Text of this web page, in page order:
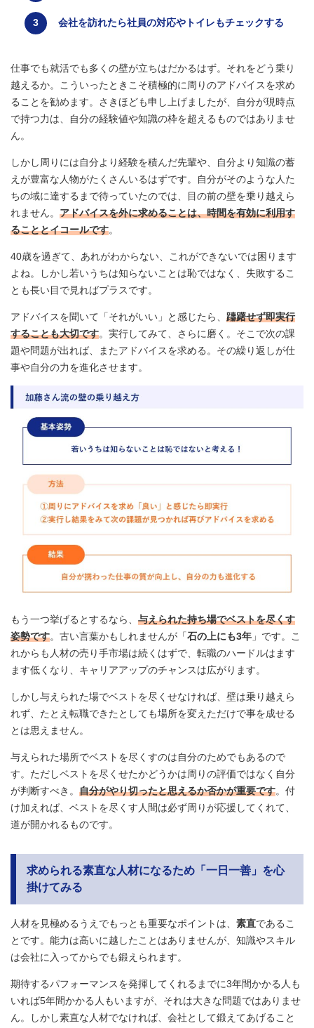
会社を訪れたら社員の対応やトイレもチェックする
仕事でも就活でも多くの壁が立ちはだかるはず。それをどう乗り
越えるか。こういったときこそ積極的に周りのアドバイスを求め
ることを勧めます。さきほども申し上げましたが、自分が現時点
で持つ力は、自分の経験値や知識の枠を超えるものではありませ
ん。
しかし周りには自分より経験を積んだ先輩や、自分より知識の蓄
えが豊富な人物がたくさんいるはずです。自分がそのような人た
ちの域に達するまで待っていたのでは、目の前の壁を乗り越えら
れません。 アドバイスを外に求めることは、時間を有効に利用す
ることとイコールです。
40歳を過ぎて、あれがわからない、これができないでは困ります
よね。しかし若いうちは知らないことは恥ではなく、失敗するこ
とも長い目で見ればプラスです。
アドバイスを聞いて「それがいい」と感じたら、 躊躇せず即実行
することも大切です。実行してみて、さらに磨く。そこで次の課
題や問題が出れば、またアドバイスを求める。その繰り返しが仕
事や自分の力を進化させます。
もう一つ挙げるとするなら、 与えられた持ち場でベストを尽くす
姿勢です。古い言葉かもしれませんが「石の上にも3年 」です。こ
れからも人材の売り手市場は続くはずで、転職のハードルはます
ます低くなり、キャリアアップのチャンスは広がります。
しかし与えられた場でベストを尽くせなければ、壁は乗り越えら
れず、たとえ転職できたとしても場所を変えただけで事を成せる
とは思えません。
与えられた場所でベストを尽くすのは自分のためでもあるので
す。ただしベストを尽くせたかどうかは周りの評価ではなく自分
が判断すべき。 自分がやり切ったと思えるか否かが重要です。付
け加えれば、ベストを尽くす人間は必ず周りが応援してくれて、
道が開かれるものです。
求められる素直な人材になるため「一日一善」を心
掛けてみる
人材を見極めるうえでもっとも重要なポイントは、 素直であるこ
とです。能力は高いに越したことはありませんが、知識やスキル
は会社に入ってからでも鍛えられます。
期待するパフォーマンスを発揮してくれるまでに3年間かかる人も
いれば5年間かかる人もいますが、それは大きな問題ではありませ
ん。しかし素直な人材でなければ、会社として鍛えてあげること